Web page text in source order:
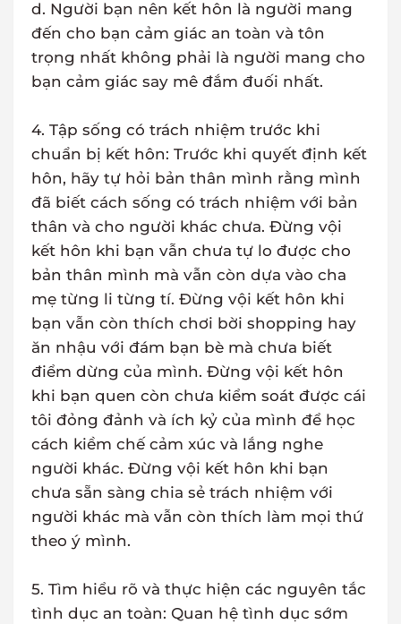
d. Người bạn nên kết hôn là người mang
đến cho bạn cảm giác an toàn và tôn
trọng nhất không phải là người mang cho
bạn cảm giác say mê đắm đuối nhất.
4. Tập sống có trách nhiệm trước khi
chuẩn bị kết hôn: Trước khi quyết định kết
hôn, hãy tự hỏi bản thân mình rằng mình
đã biết cách sống có trách nhiệm với bản
thân và cho người khác chưa. Đừng vội
kết hôn khi bạn vẫn chưa tự lo được cho
bản thân mình mà vẫn còn dựa vào cha
mẹ từng li từng tí. Đừng vội kết hôn khi
bạn vẫn còn thích chơi bời shopping hay
ăn nhậu với đám bạn bè mà chưa biết
điểm dừng của mình. Đừng vội kết hôn
khi bạn quen còn chưa kiểm soát được cái
tôi đỏng đảnh và ích kỷ của mình để học
cách kiềm chế cảm xúc và lắng nghe
người khác. Đừng vội kết hôn khi bạn
chưa sẵn sàng chia sẻ trách nhiệm với
người khác mà vẫn còn thích làm mọi thứ
theo ý mình.
5. Tìm hiểu rõ và thực hiện các nguyên tắc
tình dục an toàn: Quan hệ tình dục sớm